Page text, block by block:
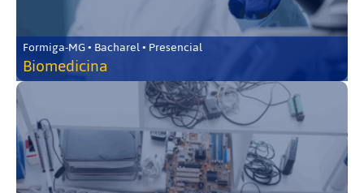
Formiga-MG • Bacharel • Presencial
Biomedicina